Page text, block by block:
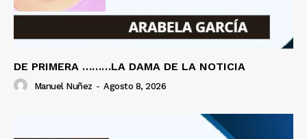
DE PRIMERA ………LA DAMA DE LA NOTICIA
Manuel Nuñez - Agosto 8, 2026